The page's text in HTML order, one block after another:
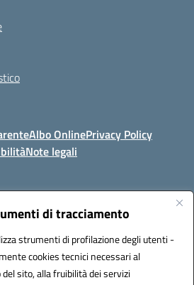
di tracciamento
strumenti di profilazione degli utenti -
cookies tecnici necessari al
sito, alla fruibilità dei servizi
Albo OnlinePrivacy Policy
Note legali
(TP)
| PEC: TPIC81100Q@pec.istruzione.it